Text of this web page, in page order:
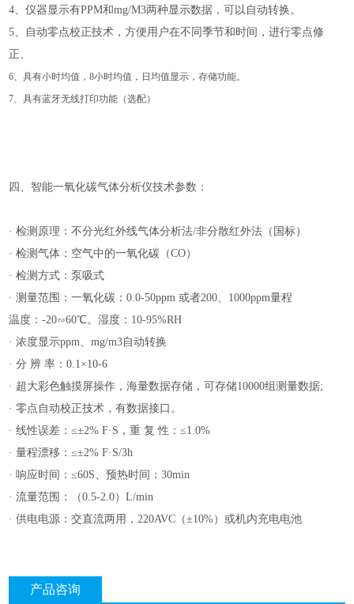
4、仪器显示有PPM和mg/M3两种显示数据，可以自动转换。
5、自动零点校正技术，方便用户在不同季节和时间，进行零点修
正、
6、具有小时均值，8小时均值，日均值显示，存储功能。
7、具有蓝牙无线打印功能（选配）
四、智能一氧化碳气体分析仪技术参数：
· 检测原理：不分光红外线气体分析法/非分散红外法（国标）
· 检测气体：空气中的一氧化碳（CO）
· 检测方式：泵吸式
· 测量范围：一氧化碳：0.0-50ppm 或者200、1000ppm量程
温度：-20∽60℃。湿度：10-95%RH
· 浓度显示ppm、mg/m3自动转换
· 分 辨 率：0.1×10-6
· 超大彩色触摸屏操作，海量数据存储，可存储10000组测量数据;
· 零点自动校正技术，有数据接口。
· 线性误差：≤±2% F·S，重 复 性：≤1.0%
· 量程漂移：≤±2% F·S/3h
· 响应时间：≤60S、预热时间：30min
· 流量范围：（0.5-2.0）L/min
· 供电电源：交直流两用，220AVC（±10%）或机内充电电池
产品咨询